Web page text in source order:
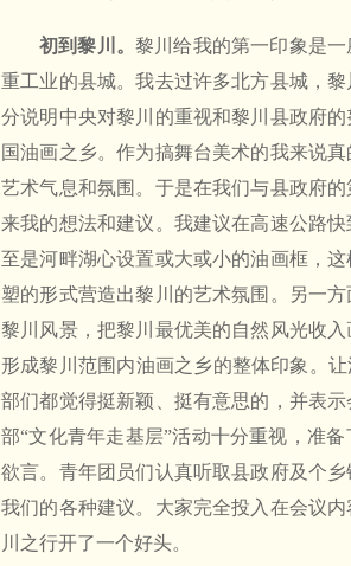
初到黎川。 黎川给我的第一印象是
重工业的县城。我去过许多北方县城，
分说明中央对黎川的重视和黎川县政府
国油画之乡。作为搞舞台美术的我来说
艺术气息和氛围。于是在我们与县政府
来我的想法和建议。我建议在高速公路
至是河畔湖心设置或大或小的油画框，
塑的形式营造出黎川的艺术氛围。另一
黎川风景，把黎川最优美的自然风光收
形成黎川范围内油画之乡的整体印象。
部们都觉得挺新颖、挺有意思的，并表
部“文化青年走基层”活动十分重视，准
欲言。青年团员们认真听取县政府及个
我们的各种建议。大家完全投入在会议
川之行开了一个好头。